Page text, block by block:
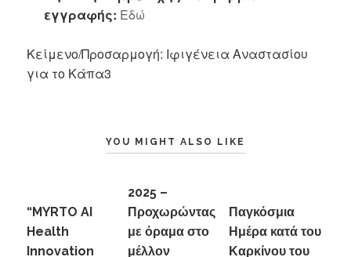
εγγραφής: Εδώ
Κείμενο/Προσαρμογή: Ιφιγένεια Αναστασίου
για το Κάπα3
YOU MIGHT ALSO LIKE
“MYRTO AI
Health
Innovation
2025 –
Προχωρώντας
με όραμα στο
μέλλον
Παγκόσμια
Ημέρα κατά του
Καρκίνου του